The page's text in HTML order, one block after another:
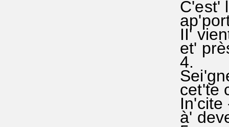
C'est'
II'
et'
4.
cet'te
In'cite
à'